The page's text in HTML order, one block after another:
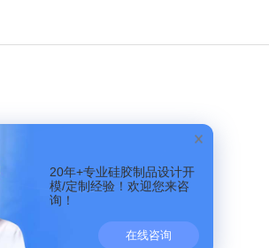
20年+专业硅胶制品设计开
模/定制经验！欢迎您来咨
询！
在线咨询